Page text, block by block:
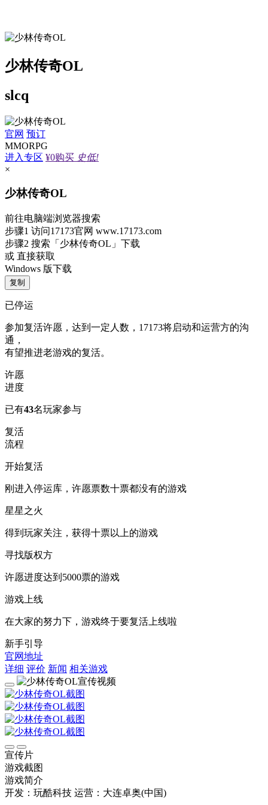
少林传奇OL
slcq
官网 预订
MMORPG
进入专区 ¥0购买 史低!
×
少林传奇OL
前往电脑端浏览器搜索
步骤1 访问17173官网 www.17173.com
步骤2 搜索 「少林传奇OL」 下载
或 直接获取
Windows 版下载
复制
已停运
参加复活许愿，达到一定人数，17173将启动和运营方的沟
通，
有望推进老游戏的复活。
许愿
进度
已有43名玩家参与
复活
流程
开始复活
刚进入停运库，许愿票数十票都没有的游戏
星星之火
得到玩家关注，获得十票以上的游戏
寻找版权方
许愿进度达到5000票的游戏
游戏上线
在大家的努力下，游戏终于要复活上线啦
新手引导
官网地址
详细 评价 新闻 相关游戏
宣传片
游戏截图
游戏简介
开发：玩酷科技 运营：大连卓奥(中国)